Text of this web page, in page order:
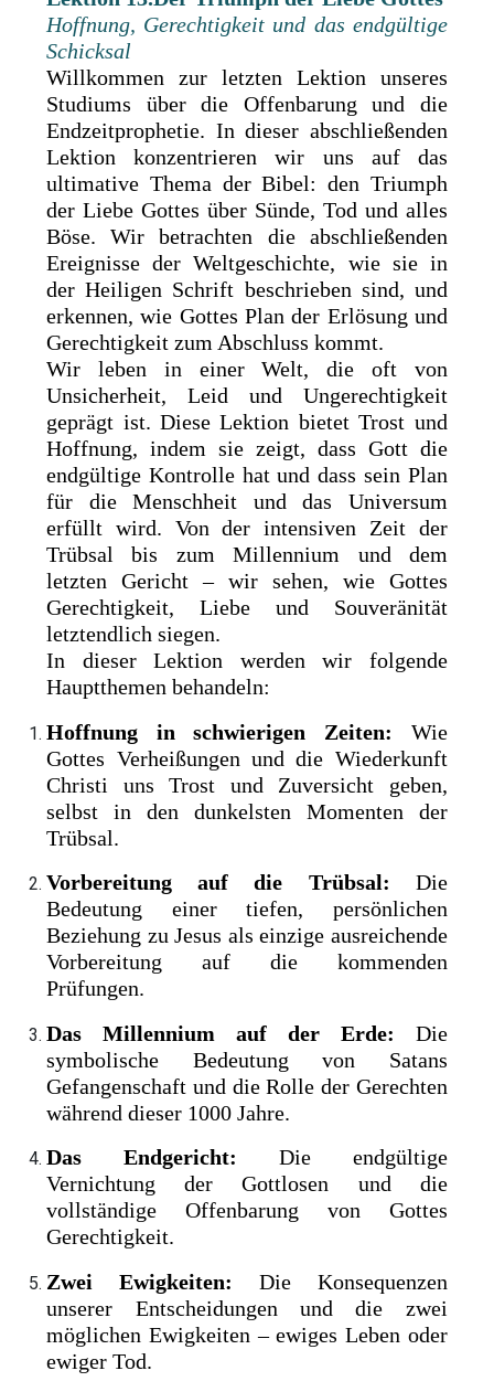
Hoffnung, Gerechtigkeit und das endgültige
Schicksal
Willkommen zur letzten Lektion unseres
Studiums über die Offenbarung und die
Endzeitprophetie. In dieser abschließenden
Lektion konzentrieren wir uns auf das
ultimative Thema der Bibel: den Triumph
der Liebe Gottes über Sünde, Tod und alles
Böse. Wir betrachten die abschließenden
Ereignisse der Weltgeschichte, wie sie in
der Heiligen Schrift beschrieben sind, und
erkennen, wie Gottes Plan der Erlösung und
Gerechtigkeit zum Abschluss kommt.
Wir leben in einer Welt, die oft von
Unsicherheit, Leid und Ungerechtigkeit
geprägt ist. Diese Lektion bietet Trost und
Hoffnung, indem sie zeigt, dass Gott die
endgültige Kontrolle hat und dass sein Plan
für die Menschheit und das Universum
erfüllt wird. Von der intensiven Zeit der
Trübsal bis zum Millennium und dem
letzten Gericht – wir sehen, wie Gottes
Gerechtigkeit, Liebe und Souveränität
letztendlich siegen.
In dieser Lektion werden wir folgende
Hauptthemen behandeln:
Hoffnung in schwierigen Zeiten: Wie
Gottes Verheißungen und die Wiederkunft
Christi uns Trost und Zuversicht geben,
selbst in den dunkelsten Momenten der
Trübsal.
Vorbereitung auf die Trübsal: Die
Bedeutung einer tiefen, persönlichen
Beziehung zu Jesus als einzige ausreichende
Vorbereitung auf die kommenden
Prüfungen.
Das Millennium auf der Erde: Die
symbolische Bedeutung von Satans
Gefangenschaft und die Rolle der Gerechten
während dieser 1000 Jahre.
Das Endgericht: Die endgültige
Vernichtung der Gottlosen und die
vollständige Offenbarung von Gottes
Gerechtigkeit.
Zwei Ewigkeiten: Die Konsequenzen
unserer Entscheidungen und die zwei
möglichen Ewigkeiten – ewiges Leben oder
ewiger Tod.